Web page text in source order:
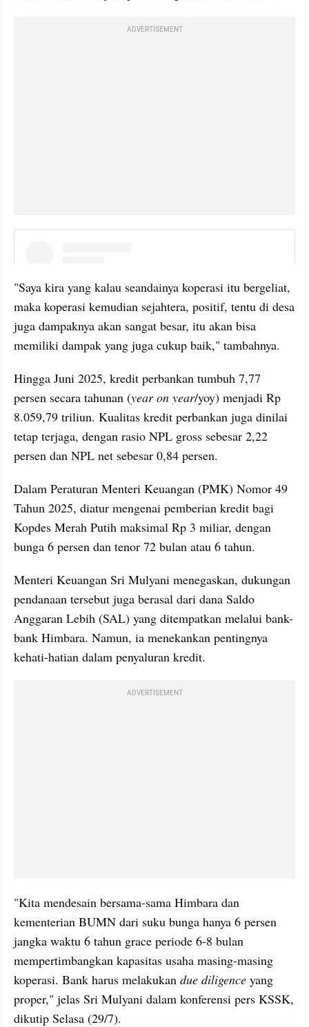
ADVERTISEMENT
"Saya kira yang kalau seandainya koperasi itu bergeliat,
maka koperasi kemudian sejahtera, positif, tentu di desa
juga dampaknya akan sangat besar, itu akan bisa
memiliki dampak yang juga cukup baik," tambahnya.
Hingga Juni 2025, kredit perbankan tumbuh 7,77
persen secara tahunan (year on year/yoy) menjadi Rp
8.059,79 triliun. Kualitas kredit perbankan juga dinilai
tetap terjaga, dengan rasio NPL gross sebesar 2,22
persen dan NPL net sebesar 0,84 persen.
Dalam Peraturan Menteri Keuangan (PMK) Nomor 49
Tahun 2025, diatur mengenai pemberian kredit bagi
Kopdes Merah Putih maksimal Rp 3 miliar, dengan
bunga 6 persen dan tenor 72 bulan atau 6 tahun.
Menteri Keuangan Sri Mulyani menegaskan, dukungan
pendanaan tersebut juga berasal dari dana Saldo
Anggaran Lebih (SAL) yang ditempatkan melalui bank-
bank Himbara. Namun, ia menekankan pentingnya
kehati-hatian dalam penyaluran kredit.
ADVERTISEMENT
"Kita mendesain bersama-sama Himbara dan
kementerian BUMN dari suku bunga hanya 6 persen
jangka waktu 6 tahun grace periode 6-8 bulan
mempertimbangkan kapasitas usaha masing-masing
koperasi. Bank harus melakukan due diligence yang
proper," jelas Sri Mulyani dalam konferensi pers KSSK,
dikutip Selasa (29/7).